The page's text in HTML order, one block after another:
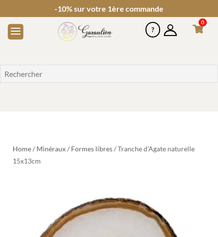
-10% sur votre 1ère commande
0
Home/ Minéraux/ Formes libres/ Tranche d’Agate naturelle
15x13cm